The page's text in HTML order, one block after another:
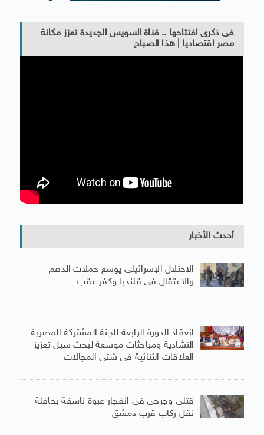
فى ذكرى افتتاحها .. قناة السويس الجديدة تعزز مكانة
مصر اقتصاديا | هذا الصباح
أحدث الأخبار
الاحتلال الإسرائيلى يوسع حملات الدهم
والاعتقال فى قلنديا وكفر عقب
انعقاد الدورة الرابعة للجنة المشتركة المصرية
التشادية ومباحثات موسعة لبحث سبل تعزيز
العلاقات الثنائية فى شتى المجالات
قتلى وجرحى فى انفجار عبوة ناسفة بحافلة
نقل ركاب قرب دمشق